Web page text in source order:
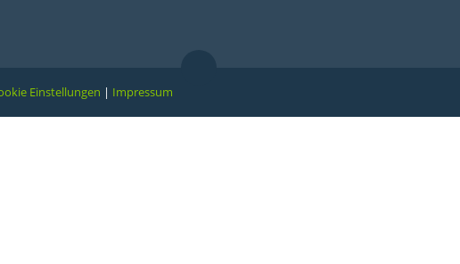
Einstellungen | Impressum